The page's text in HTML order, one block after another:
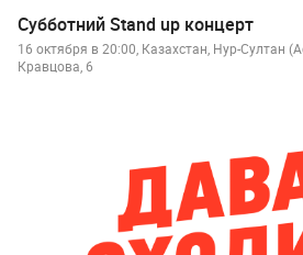
Субботний Stand up концерт
16 октября в 20:00, Казахстан, Нур-Султан
Кравцова, 6